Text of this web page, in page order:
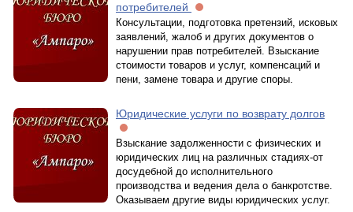
потребителей
Консультации, подготовка претензий, исковых
заявлений, жалоб и других документов о
нарушении прав потребителей. Взыскание
стоимости товаров и услуг, компенсаций и
пени, замене товара и другие споры.
Юридические услуги по возврату долгов
Взыскание задолженности с физических и
юридических лиц на различных стадиях-от
досудебной до исполнительного
производства и ведения дела о банкротстве.
Оказываем другие виды юридических услуг.